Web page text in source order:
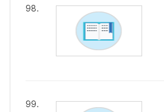
98.
99.